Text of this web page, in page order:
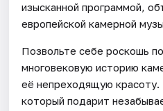
изысканной программой,
европейской камерной
Позвольте себе роскошь
многовековую историю
её непреходящую
который подарит